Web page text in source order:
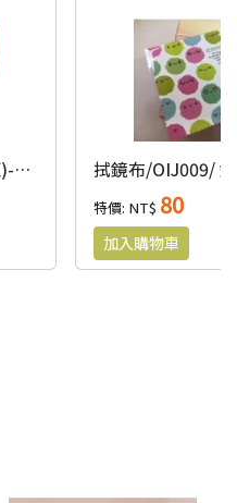
壓力球/10131D/ 壓力球(紅)-不住地禱告
特價: NT$ 80